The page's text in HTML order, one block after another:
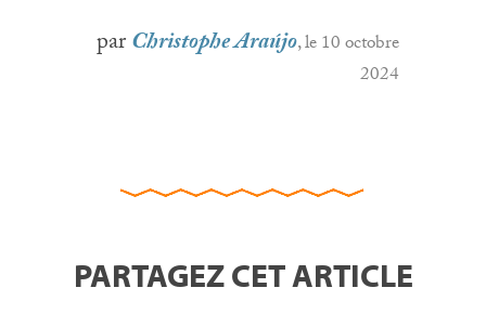
parChristophe Araújo, le 10 octobre
2024
PARTAGEZ CET ARTICLE